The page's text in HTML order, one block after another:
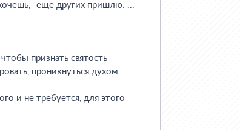
еще других пришлю: ...
признать святость
проникнуться духом
и не требуется, для этого